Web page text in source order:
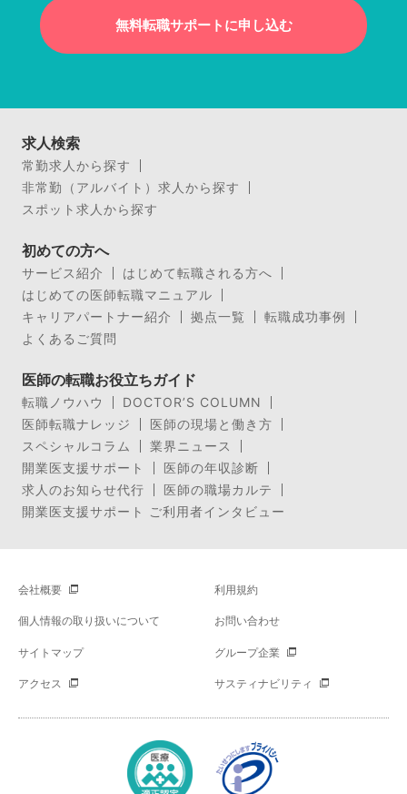
無料転職サポートに申し込む
求人検索
常勤求人から探す
非常勤（アルバイト）求人から探す
スポット求人から探す
初めての方へ
サービス紹介
はじめて転職される方へ
はじめての医師転職マニュアル
キャリアパートナー紹介
拠点一覧
転職成功事例
よくあるご質問
医師の転職お役立ちガイド
転職ノウハウ
DOCTOR’S COLUMN
医師転職ナレッジ
医師の現場と働き方
スペシャルコラム
業界ニュース
開業医支援サポート
医師の年収診断
求人のお知らせ代行
医師の職場カルテ
開業医支援サポート ご利用者インタビュー
会社概要 利用規約
個人情報の取り扱いについて お問い合わせ
サイトマップ グループ企業
アクセス サスティナビリティ